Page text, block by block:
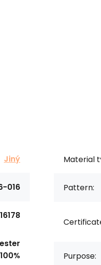
Jiný
016
100%
Material
Pattern:
Purpose: